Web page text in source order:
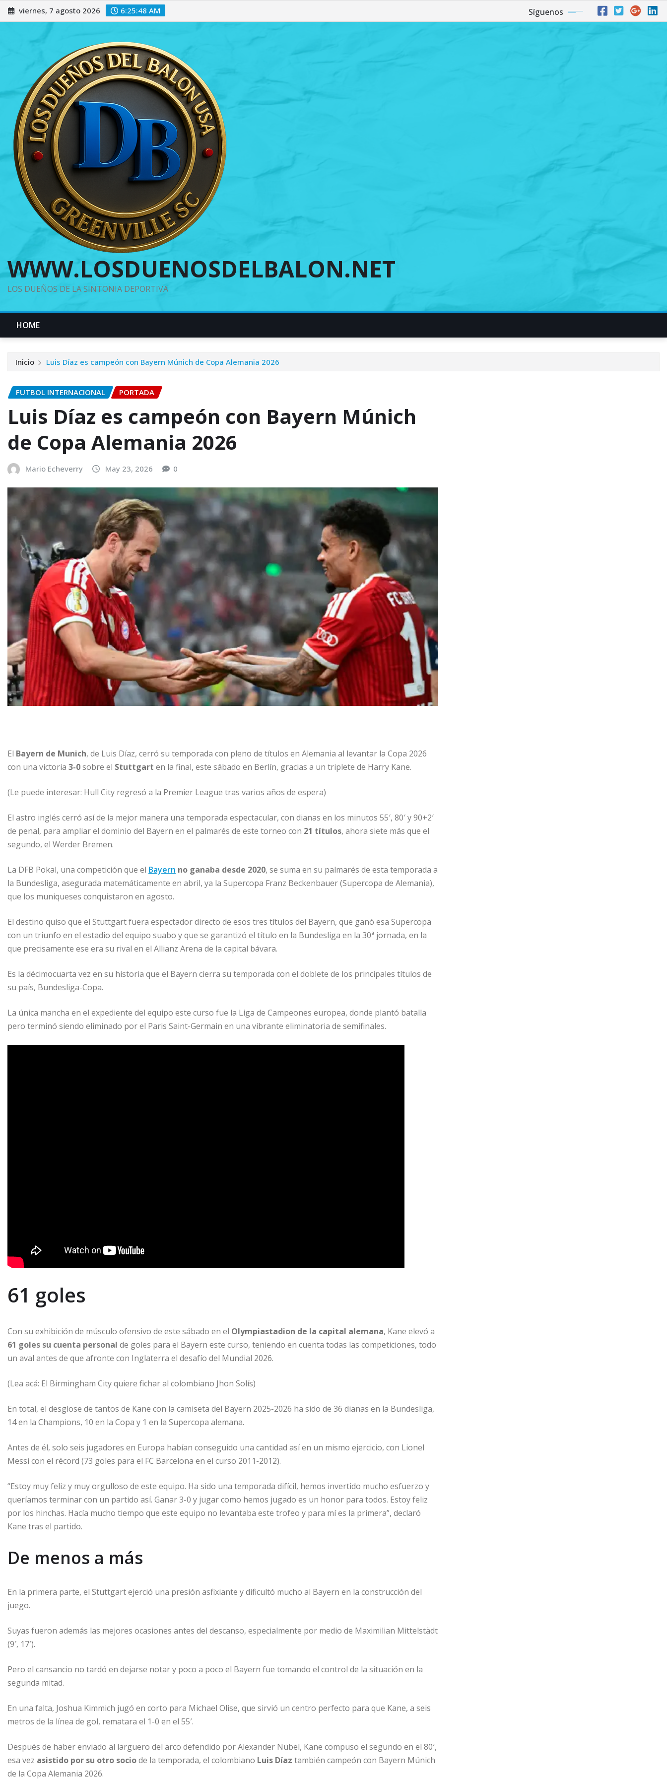
Saltar
al
viernes, 7 agosto 2026 6:25:49 AM Síguenos
WWW.LOSDUENOSDELBALON.NET
LOS DUEÑOS DE LA SINTONIA DEPORTIVA
HOME
Inicio Luis Díaz es campeón con Bayern Múnich de Copa Alemania 2026
FUTBOL INTERNACIONAL PORTADA
Luis Díaz es campeón con Bayern Múnich
de Copa Alemania 2026
Mario Echeverry May 23, 2026 0
El Bayern de Munich, de Luis Díaz, cerró su temporada con pleno de títulos en Alemania al levantar la Copa 2026
con una victoria 3-0sobre el Stuttgart en la final, este sábado en Berlín, gracias a un triplete de Harry Kane.
(Le puede interesar: Hull City regresó a la Premier League tras varios años de espera)
El astro inglés cerró así de la mejor manera una temporada espectacular, con dianas en los minutos 55′, 80′ y 90+2′
de penal, para ampliar el dominio del Bayern en el palmarés de este torneo con 21 títulos, ahora siete más que el
segundo, el Werder Bremen.
La DFB Pokal, una competición que el Bayern no ganaba desde 2020, se suma en su palmarés de esta temporada a
la Bundesliga, asegurada matemáticamente en abril, ya la Supercopa Franz Beckenbauer (Supercopa de Alemania),
que los muniqueses conquistaron en agosto.
El destino quiso que el Stuttgart fuera espectador directo de esos tres títulos del Bayern, que ganó esa Supercopa
con un triunfo en el estadio del equipo suabo y que se garantizó el título en la Bundesliga en la 30ª jornada, en la
que precisamente ese era su rival en el Allianz Arena de la capital bávara.
Es la décimocuarta vez en su historia que el Bayern cierra su temporada con el doblete de los principales títulos de
su país, Bundesliga-Copa.
La única mancha en el expediente del equipo este curso fue la Liga de Campeones europea, donde plantó batalla
pero terminó siendo eliminado por el Paris Saint-Germain en una vibrante eliminatoria de semifinales.
61 goles
Con su exhibición de músculo ofensivo de este sábado en el Olympiastadion de la capital alemana, Kane elevó a
61 goles su cuenta personal de goles para el Bayern este curso, teniendo en cuenta todas las competiciones, todo
un aval antes de que afronte con Inglaterra el desafío del Mundial 2026.
(Lea acá: El Birmingham City quiere fichar al colombiano Jhon Solís)
En total, el desglose de tantos de Kane con la camiseta del Bayern 2025-2026 ha sido de 36 dianas en la Bundesliga,
14 en la Champions, 10 en la Copa y 1 en la Supercopa alemana.
Antes de él, solo seis jugadores en Europa habían conseguido una cantidad así en un mismo ejercicio, con Lionel
Messi con el récord (73 goles para el FC Barcelona en el curso 2011-2012).
“Estoy muy feliz y muy orgulloso de este equipo. Ha sido una temporada difícil, hemos invertido mucho esfuerzo y
queríamos terminar con un partido así. Ganar 3-0 y jugar como hemos jugado es un honor para todos. Estoy feliz
por los hinchas. Hacía mucho tiempo que este equipo no levantaba este trofeo y para mí es la primera”, declaró
Kane tras el partido.
De menos a más
En la primera parte, el Stuttgart ejerció una presión asfixiante y dificultó mucho al Bayern en la construcción del
juego.
Suyas fueron además las mejores ocasiones antes del descanso, especialmente por medio de Maximilian Mittelstädt
(9′, 17′).
Pero el cansancio no tardó en dejarse notar y poco a poco el Bayern fue tomando el control de la situación en la
segunda mitad.
En una falta, Joshua Kimmich jugó en corto para Michael Olise, que sirvió un centro perfecto para que Kane, a seis
metros de la línea de gol, rematara el 1-0 en el 55′.
Después de haber enviado al larguero del arco defendido por Alexander Nübel, Kane compuso el segundo en el 80′,
esa vez asistido por su otro sociode la temporada, el colombiano Luis Díaz también campeón con Bayern Múnich
de la Copa Alemania 2026.